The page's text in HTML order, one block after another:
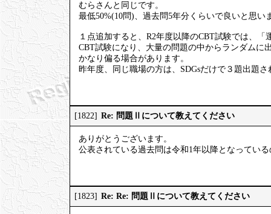
むらさんと同じです。
最低50%(10問)、過去問5年分くらいで良いと思い
１点追加すると、R2年度以降のCBT試験では、「
CBT試験になり、大量の問題の中からランダムに
かなり偏る場合があります。
昨年度、同じ職場の方は、SDGsだけで３題出題
[1822] Re: 問題Ⅱについて教えてください
ありがとうございます。
公表されている過去問は令和1年以降となってい
[1823] Re: Re: 問題Ⅱについて教えてください